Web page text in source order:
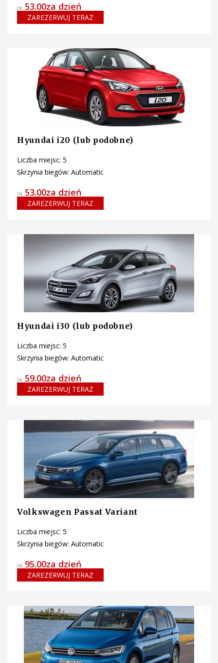
Od 53.00za dzień
ZAREZERWUJ TERAZ
Hyundai i20 (lub podobne)
Liczba miejsc: 5
Skrzynia biegów: Automatic
Od 53.00za dzień
ZAREZERWUJ TERAZ
Hyundai i30 (lub podobne)
Liczba miejsc: 5
Skrzynia biegów: Automatic
Od 59.00za dzień
ZAREZERWUJ TERAZ
Volkswagen Passat Variant
Liczba miejsc: 5
Skrzynia biegów: Automatic
Od 95.00za dzień
ZAREZERWUJ TERAZ